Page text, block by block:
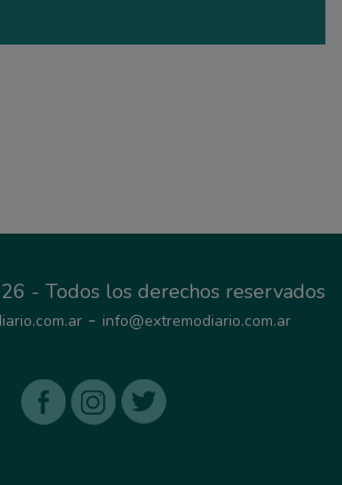
- Todos los derechos reservados
- info@extremodiario.com.ar